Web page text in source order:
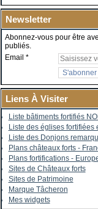
Newsletter
Abonnez-vous pour être
publiés.
Email
Liens À Visiter
Liste bâtiments fortifiés
Liste des églises fortifiées
Liste des Donjons
Plans châteaux forts -
Plans fortifications -
Sites de Châteaux forts
Sites de Patrimoine
Marque Tâcheron
Mes widgets